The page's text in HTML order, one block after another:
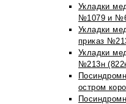
Укладки
№1079 и
Укладки
приказ
Укладки
№213н
остром